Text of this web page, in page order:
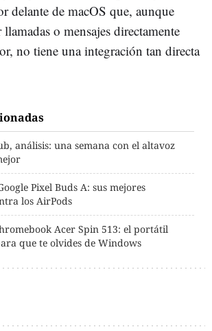
delante de macOS que, aunque
o mensajes directamente
no tiene una integración tan directa
análisis: una semana con el altavoz
Pixel Buds A: sus mejores
los AirPods
Acer Spin 513: el portátil
que te olvides de Windows